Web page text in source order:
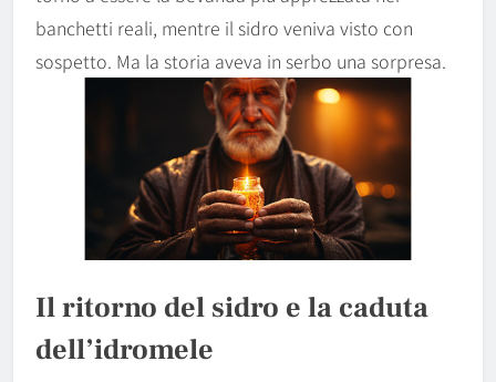
banchetti reali, mentre il sidro veniva visto con
sospetto. Ma la storia aveva in serbo una sorpresa.
Il ritorno del sidro e la caduta
dell’idromele